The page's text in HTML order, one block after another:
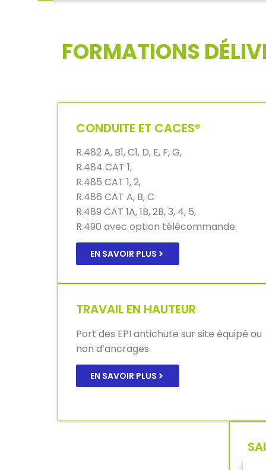
FORMATIONS
CONDUITE ET CACES®
R.482 A, B1, C1, D, E, F, G,
R.484 CAT 1,
R.485 CAT 1, 2,
R.486 CAT A, B, C
R.489 CAT 1A, 1B, 2B, 3, 4, 5,
R.490 avec option télécommande.
EN SAVOIR PLUS
TRAVAIL EN HAUTEUR
Port des EPI antichute sur site équipé ou
non d’ancrages
EN SAVOIR PLUS